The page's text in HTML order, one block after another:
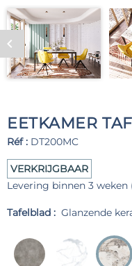
EETKAMER
Réf : DT200MC
VERKRIJGBAAR
Levering binnen 3
Tafelblad : Glanzende